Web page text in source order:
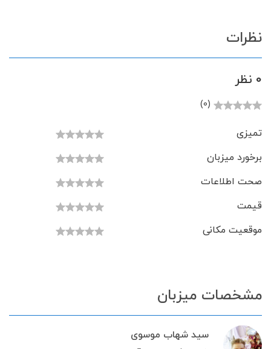
نظرات
0 نظر
(0)
تمیزی
برخورد میزبان
صحت اطلاعات
قیمت
موقعیت مکانی
مشخصات میزبان
سید شهاب موسوی